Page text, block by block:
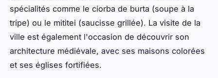
spécialités comme le ciorba de burta (soupe à la
tripe) ou le mititei (saucisse grillée). La visite de la
ville est également l'occasion de découvrir son
architecture médiévale, avec ses maisons colorées
et ses églises fortifiées.